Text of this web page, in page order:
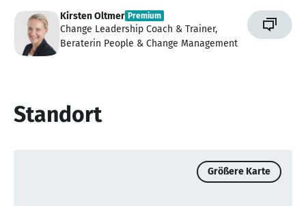
Kirsten Oltmer Premium
Change Leadership Coach & Trainer,
Beraterin People & Change Management
Standort
Größere Karte